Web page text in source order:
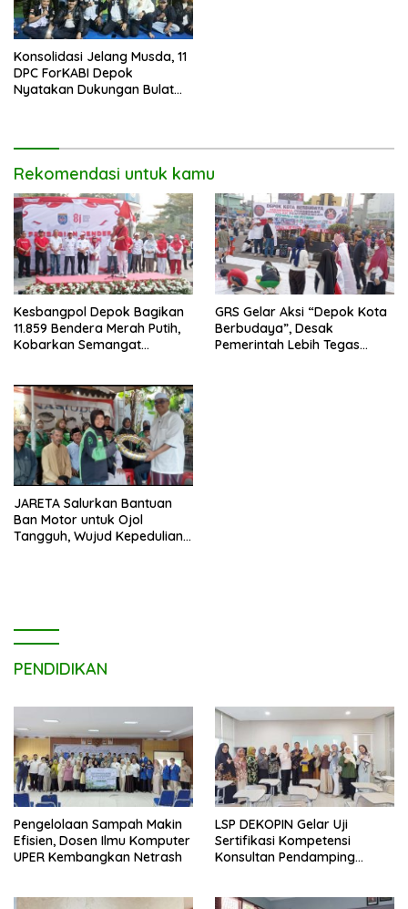
Konsolidasi Jelang Musda, 11
DPC ForKABI Depok
Nyatakan Dukungan Bulat
Rekomendasi untuk kamu
Kesbangpol Depok Bagikan
11.859 Bendera Merah Putih,
Kobarkan Semangat
GRS Gelar Aksi “Depok Kota
Berbudaya”, Desak
Pemerintah Lebih Tegas
JARETA Salurkan Bantuan
Ban Motor untuk Ojol
Tangguh, Wujud Kepedulian
PENDIDIKAN
Pengelolaan Sampah Makin
Efisien, Dosen Ilmu Komputer
UPER Kembangkan Netrash
LSP DEKOPIN Gelar Uji
Sertifikasi Kompetensi
Konsultan Pendamping